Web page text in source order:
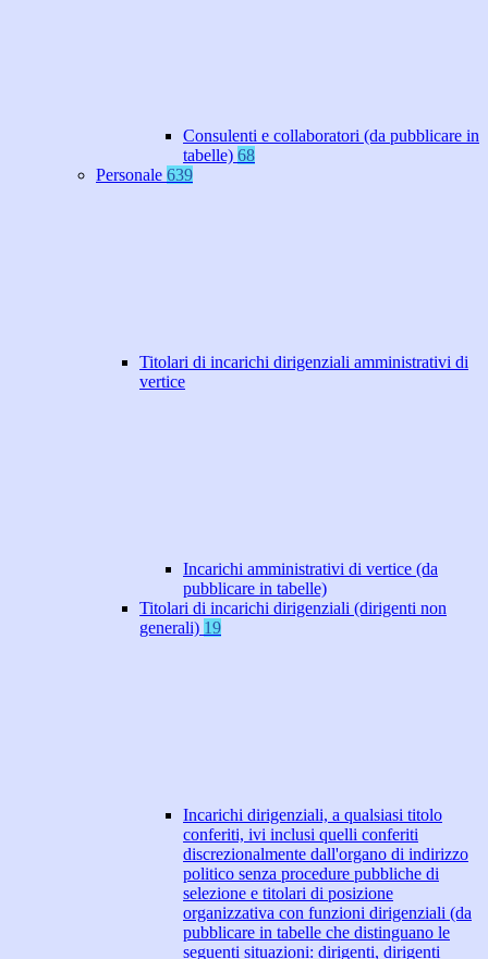
Consulenti e collaboratori (da pubblicare in
tabelle) 68
Personale 639
Titolari di incarichi dirigenziali amministrativi di
vertice
Incarichi amministrativi di vertice (da
pubblicare in tabelle)
Titolari di incarichi dirigenziali (dirigenti non
generali) 19
Incarichi dirigenziali, a qualsiasi titolo
conferiti, ivi inclusi quelli conferiti
discrezionalmente dall'organo di indirizzo
politico senza procedure pubbliche di
selezione e titolari di posizione
organizzativa con funzioni dirigenziali (da
pubblicare in tabelle che distinguano le
seguenti situazioni: dirigenti, dirigenti